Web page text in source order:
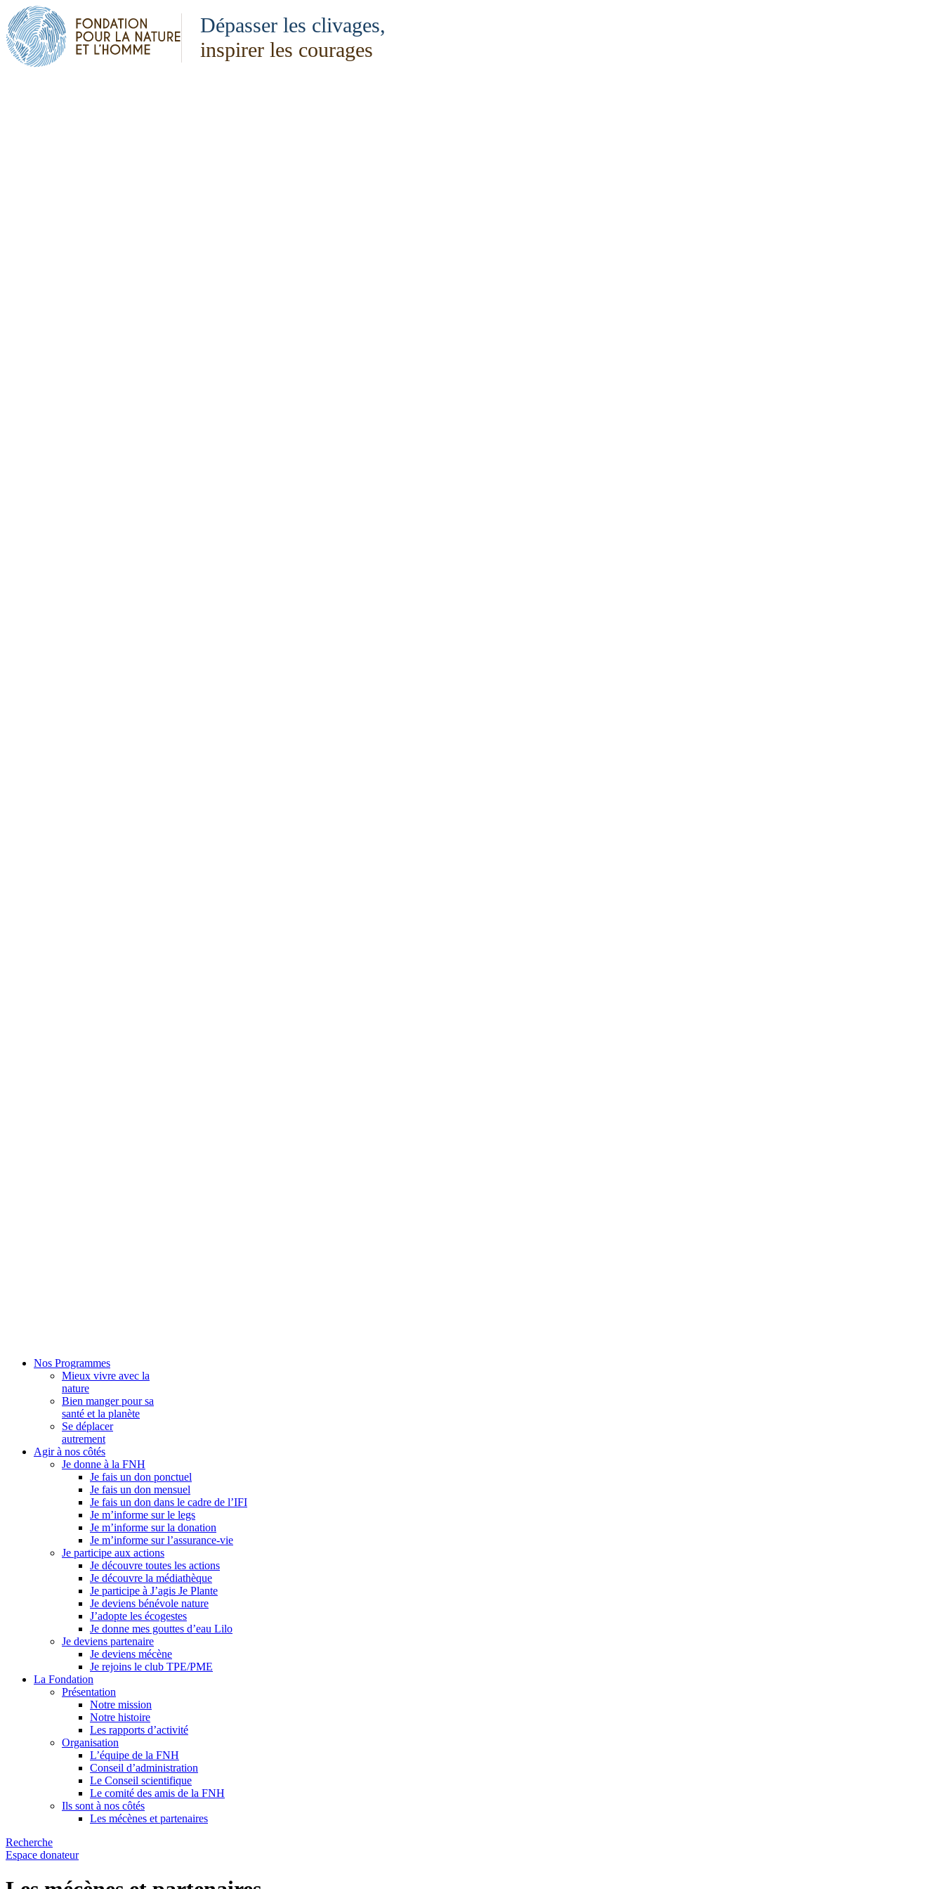
Dépasser les clivages,
inspirer les courages
Nos Programmes
Mieux vivre avec la
nature
Bien manger pour sa
santé et la planète
Se déplacer
autrement
Agir à nos côtés
Je donne à la FNH
Je fais un don ponctuel
Je fais un don mensuel
Je fais un don dans le cadre de l’IFI
Je m’informe sur le legs
Je m’informe sur la donation
Je m’informe sur l’assurance-vie
Je participe aux actions
Je découvre toutes les actions
Je découvre la médiathèque
Je participe à J’agis Je Plante
Je deviens bénévole nature
J’adopte les écogestes
Je donne mes gouttes d’eau Lilo
Je deviens partenaire
Je deviens mécène
Je rejoins le club TPE/PME
La Fondation
Présentation
Notre mission
Notre histoire
Les rapports d’activité
Organisation
L’équipe de la FNH
Conseil d’administration
Le Conseil scientifique
Le comité des amis de la FNH
Ils sont à nos côtés
Les mécènes et partenaires
Recherche
Espace donateur